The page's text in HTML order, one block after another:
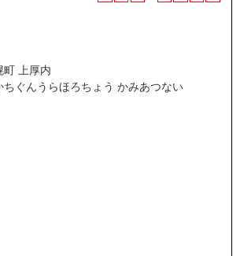
町 上厚内
ぐんうらほろちょう かみあつない